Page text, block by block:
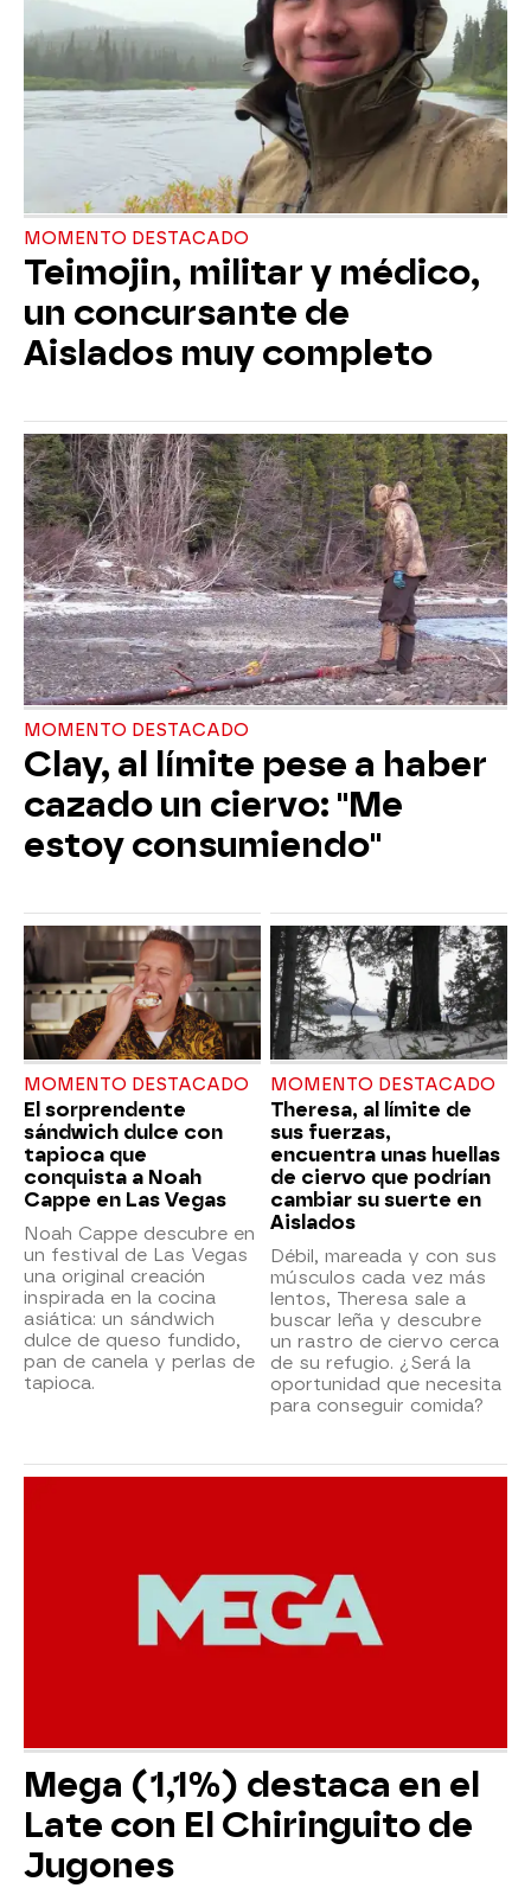
MOMENTO DESTACADO
Teimojin, militar y médico,
un concursante de
Aislados muy completo
MOMENTO DESTACADO
Clay, al límite pese a haber
cazado un ciervo: "Me
estoy consumiendo"
MOMENTO DESTACADO
El sorprendente
sándwich dulce con
tapioca que
conquista a Noah
Cappe en Las Vegas
Noah Cappe descubre en
un festival de Las Vegas
una original creación
inspirada en la cocina
asiática: un sándwich
dulce de queso fundido,
pan de canela y perlas de
tapioca.
MOMENTO DESTACADO
Theresa, al límite de
sus fuerzas,
encuentra unas huellas
de ciervo que podrían
cambiar su suerte en
Aislados
Débil, mareada y con sus
músculos cada vez más
lentos, Theresa sale a
buscar leña y descubre
un rastro de ciervo cerca
de su refugio. ¿Será la
oportunidad que necesita
para conseguir comida?
Mega (1,1%) destaca en el
Late con El Chiringuito de
Jugones